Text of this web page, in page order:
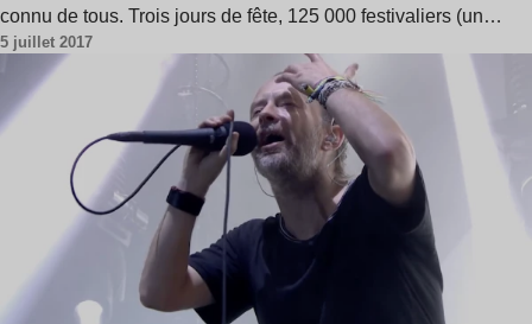
connu de tous. Trois jours de fête, 125 000 festivaliers (un…
5 juillet 2017